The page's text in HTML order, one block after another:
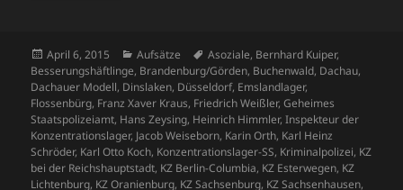
Veröffentlicht
am
April 6, 2015 Kategorien
Aufsätze Schlagwörter
Asoziale, Bernhard Kuiper,
Besserungshäftlinge, Brandenburg/Görden, Buchenwald, Dachau,
Dachauer Modell, Dinslaken, Düsseldorf, Emslandlager,
Flossenbürg, Franz Xaver Kraus, Friedrich Weißler,Geheimes
Staatspolizeiamt, Hans Zeysing, Heinrich Himmler,Inspekteur der
Konzentrationslager, Jacob Weiseborn, Karin Orth, Karl Heinz
Schröder, Karl Otto Koch, Konzentrationslager-SS, Kriminalpolizei, KZ
bei der Reichshauptstadt, KZ Berlin-Columbia, KZ Esterwegen, KZ
Lichtenburg, KZ Oranienburg, KZ Sachsenburg, KZ Sachsenhausen,